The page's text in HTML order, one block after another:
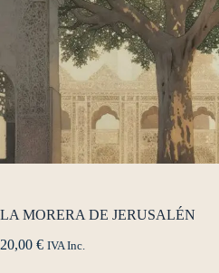
LA MORERA DE JERUSALÉN
20,00 € IVA Inc.